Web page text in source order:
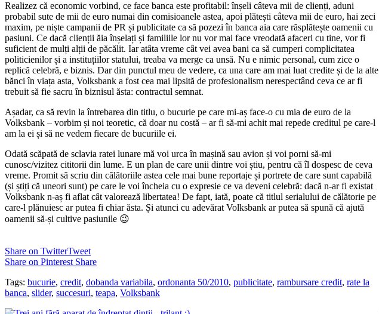
Realizez că economic vorbind, ce face banca este profitabil: înșeli câteva mii de clienți, aduni
probabil sute de mii de euro numai din comisioanele astea, apoi plătești câteva mii de euro, hai zeci
maxim, pe niște campanii de PR și publicitate ca să pozezi în banca aia care răsplătește oamenii cu
pasiuni. Ce dacă clienții ăia înșelați și familiile lor nu vor mai face vreodată afaceri cu tine, vor fi
suficient de mulți alții de păcălit. Iar atâta vreme cât vei avea bani ca să cumperi complicitatea
politicienilor și a instituțiilor statului, treaba va merge ca unsă. Nu e nimic personal, cum zice o
replică celebră, e biznis. Dar din punctul meu de vedere, ca una care am mai luat credite și de la alte
bănci în viața asta, Volksbank a fost cea mai lipsită de profesionalism nerespectând ceva ce ar fi
trebuit să fie sacru în biznisul ăsta: contractul semnat.
Așadar, ca să revin la întrebarea din titlu, o bucurie pe care mi-aș face-o cu mia de euro de la
Volksbank – vorbim și noi teoretic, că doar nu costă – ar fi să-mi achit mai repede creditul pe care-l
am la ei și să ne vedem fiecare de bucuriile ei.
Odată scăpată de sclavia ratei lunare mă voi urca în mașină sau avion și voi porni să-mi
cunosc/vizitez cititorii din lume. E un plan de care unii dintre voi știu, pentru că îl dospesc de ceva
vreme. Promit să scriu din călătoriile astea cele mai bune reportaje și portrete de care sunt capabilă
(și știți că uneori sunt) pe care le voi încheia cu o expresie ce va deveni celebră: dacă n-ar fi existat
Volksbank n-aș fi aflat cât valorează libertatea! De fapt, iată, poate că titlul serialului de călătorie pe
care-l plănuiesc ar putea fi chiar ăsta. Și atunci cu adevărat Volksbank ar putea să spună că ajută
oamenii să-și cultive pasiunile 😉
Share on TwitterTweet
Share on Pinterest Share
Tags: bucurie, credit, dobanda variabila, ordonanta 50/2010, publicitate, rambursare credit, rate la
banca, slider, succesuri, teapa, Volksbank